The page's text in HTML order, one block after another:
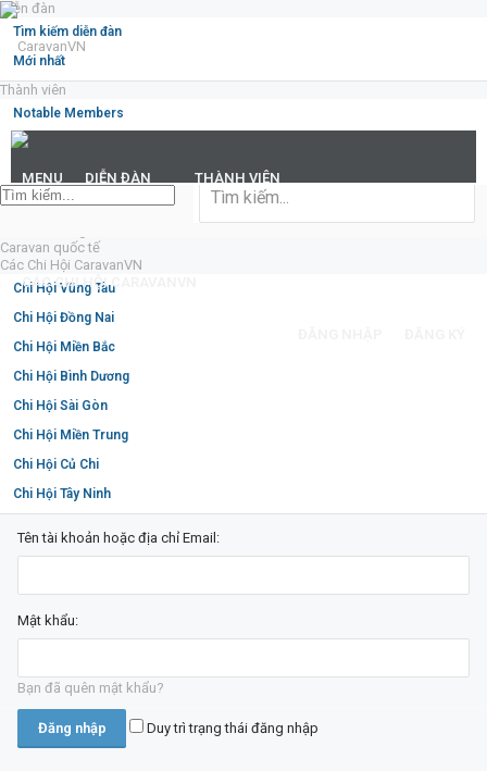
Diễn đàn
Tìm kiếm diễn đàn
Mới nhất
Thành viên
Notable Members
Đang trực tuyến
Hoạt động gần đây
New Profile Posts
Caravan quốc tế
Các Chi Hội CaravanVN
Chi Hội Vũng Tàu
Chi Hội Đồng Nai
Chi Hội Miền Bắc
Chi Hội Bình Dương
Chi Hội Sài Gòn
Chi Hội Miền Trung
Chi Hội Củ Chi
Chi Hội Tây Ninh
Tên tài khoản hoặc địa chỉ Email:
Mật khẩu:
Bạn đã quên mật khẩu?
Duy trì trạng thái đăng nhập
MENU DIỄN ĐÀN THÀNH VIÊN
CÁC CHI HỘI CARAVANVN